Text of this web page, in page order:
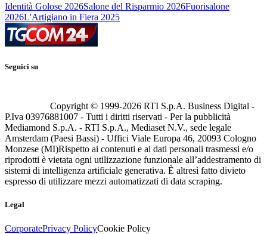
Identità Golose 2026Salone del Risparmio 2026Fuorisalone
2026L'Artigiano in Fiera 2025
Seguici su
Copyright © 1999-2026 RTI S.p.A. Business Digital -
P.Iva 03976881007 - Tutti i diritti riservati - Per la pubblicità
Mediamond S.p.A. - RTI S.p.A., Mediaset N.V., sede legale
Amsterdam (Paesi Bassi) - Uffici Viale Europa 46, 20093 Cologno
Monzese (MI)Rispetto ai contenuti e ai dati personali trasmessi e/o
riprodotti è vietata ogni utilizzazione funzionale all’addestramento di
sistemi di intelligenza artificiale generativa. È altresì fatto divieto
espresso di utilizzare mezzi automatizzati di data scraping.
Legal
CorporatePrivacy PolicyCookie Policy